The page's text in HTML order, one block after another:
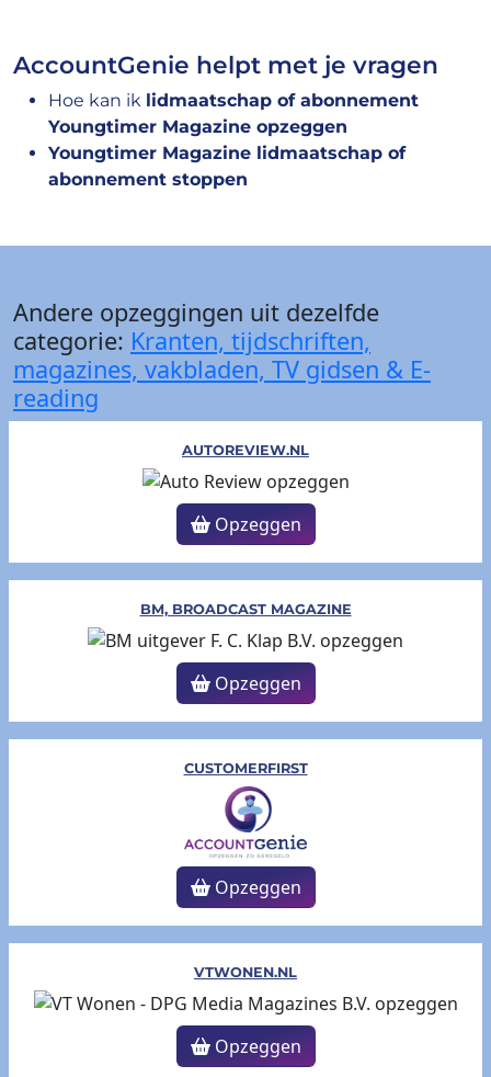
AccountGenie helpt met je vragen
Hoe kan ik lidmaatschap of abonnement
Youngtimer Magazine opzeggen
Youngtimer Magazine lidmaatschap of
abonnement stoppen
Andere opzeggingen uit dezelfde
categorie: Kranten, tijdschriften,
magazines, vakbladen, TV gidsen & E-
reading
AUTOREVIEW.NL
Opzeggen
BM, BROADCAST MAGAZINE
Opzeggen
CUSTOMERFIRST
Opzeggen
VTWONEN.NL
Opzeggen